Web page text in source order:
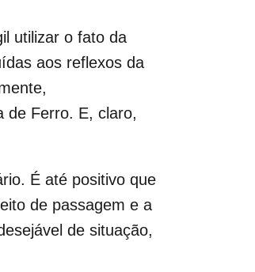
utilizar o fato da
aos reflexos da
de Ferro. E, claro,
É até positivo que
de passagem e a
de situação,